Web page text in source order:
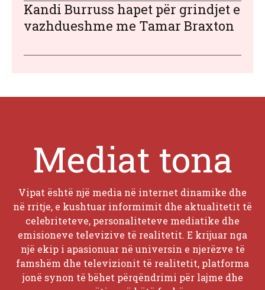
Kandi Burruss hapet për grindjet e
vazhdueshme me Tamar Braxton
Mediat tona
Vipat është një media në internet dinamike dhe
në rritje, e kushtuar informimit dhe aktualitetit të
celebriteteve, personaliteteve mediatike dhe
emisioneve televizive të realitetit. E krijuar nga
një ekip i apasionuar në universin e njerëzve të
famshëm dhe televizionit të realitetit, platforma
jonë synon të bëhet përqëndrimi për lajme dhe